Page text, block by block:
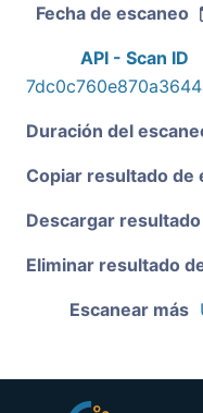
Fecha de escaneo
API - Scan ID
Duración del
Copiar resultado de
Descargar resultado
Eliminar resultado
Escanear más